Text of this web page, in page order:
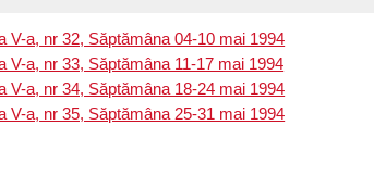
V-a, nr 32, Săptămâna 04-10 mai 1994
V-a, nr 33, Săptămâna 11-17 mai 1994
V-a, nr 34, Săptămâna 18-24 mai 1994
V-a, nr 35, Săptămâna 25-31 mai 1994